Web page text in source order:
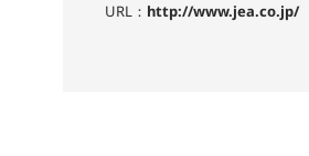
URL： http://www.jea.co.jp/